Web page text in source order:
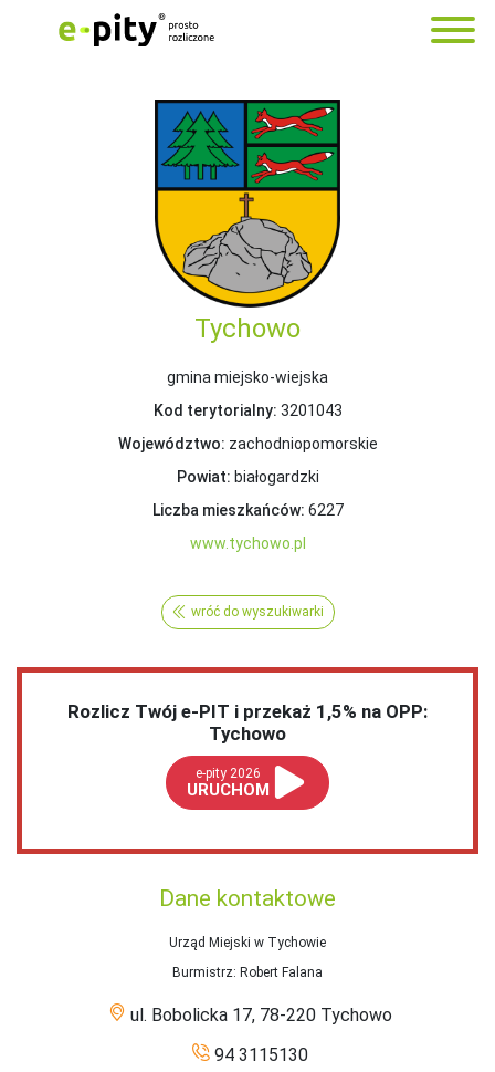
Tychowo
gmina miejsko-wiejska
Kod terytorialny: 3201043
Województwo: zachodniopomorskie
Powiat: białogardzki
Liczba mieszkańców: 6227
www.tychowo.pl
wróć do wyszukiwarki
Rozlicz Twój e-PIT i przekaż 1,5% na OPP:
Tychowo
e-pity 2026
URUCHOM
Dane kontaktowe
Urząd Miejski w Tychowie
Burmistrz: Robert Falana
ul. Bobolicka 17, 78-220 Tychowo
94 3115130